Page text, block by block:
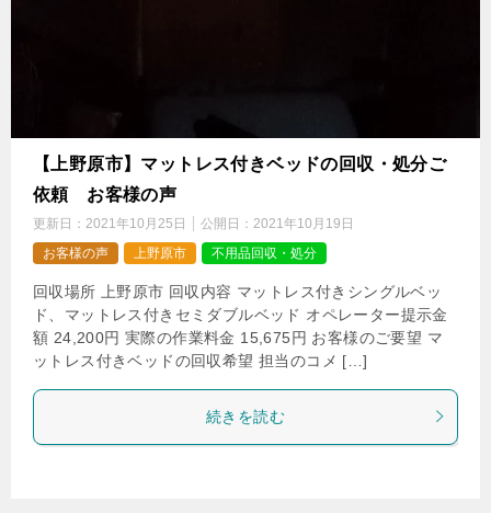
【上野原市】マットレス付きベッドの回収・処分ご
依頼 お客様の声
更新日： 2021年10月25日 公開日： 2021年10月19日
お客様の声
上野原市 不用品回収・処分
回収場所 上野原市 回収内容 マットレス付きシングルベッ
ド、マットレス付きセミダブルベッド オペレーター提示金
額 24,200円 実際の作業料金 15,675円 お客様のご要望 マ
ットレス付きベッドの回収希望 担当のコメ […]
続きを読む